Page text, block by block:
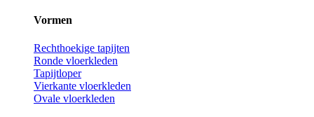
Vormen
Rechthoekige tapijten
Ronde vloerkleden
Tapijtloper
Vierkante vloerkleden
Ovale vloerkleden